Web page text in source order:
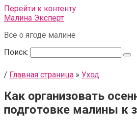
Перейти к контенту
Малина Эксперт
Все о ягоде малине
Поиск:
/ Главная страница » Уход
Как организовать
подготовке малины к